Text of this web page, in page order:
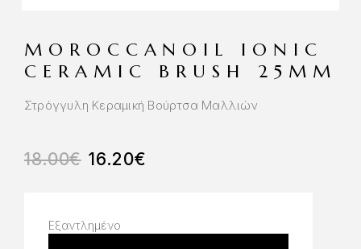
MOROCCANOIL IONIC
CERAMIC BRUSH 25MM
Στρόγγυλη Κεραμική Βούρτσα Μαλλιών
18.00€ 16.20€
Εξαντλημένο